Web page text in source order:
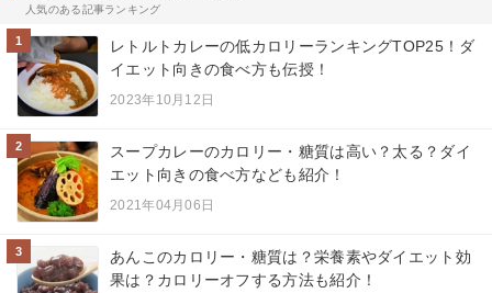
人気のある記事ランキング
1
レトルトカレーの低カロリーランキングTOP25！ダ
イエット向きの食べ方も伝授！
2023年10月12日
2
スープカレーのカロリー・糖質は高い？太る？ダイ
エット向きの食べ方なども紹介！
2021年04月06日
3
あんこのカロリー・糖質は？栄養素やダイエット効
果は？カロリーオフする方法も紹介！